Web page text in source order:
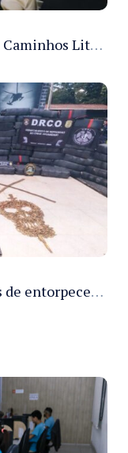
Sejusc participa da 5ª edição do Caminhos Literários com foco na cultura hip-hop nas unidades socioeducativas
PMAM apreende 16,6 toneladas de entorpecentes e registra aumento nas prisões em flagrante e nas capturas de foragidos no primeiro semestre de 2026